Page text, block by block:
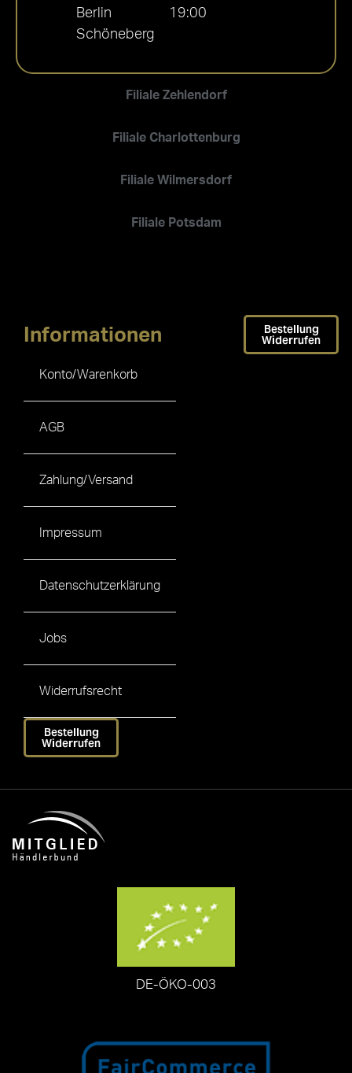
Filiale Zehlendorf
Filiale Charlottenburg
Filiale Wilmersdorf
Filiale Potsdam
Berlin
Schöneberg
19:00
Informationen
Konto/Warenkorb
AGB
Zahlung/Versand
Impressum
Datenschutzerklärung
Jobs
Widerrufsrecht
Bestellung
Widerrufen
Bestellung
Widerrufen
DE-ÖKO-003